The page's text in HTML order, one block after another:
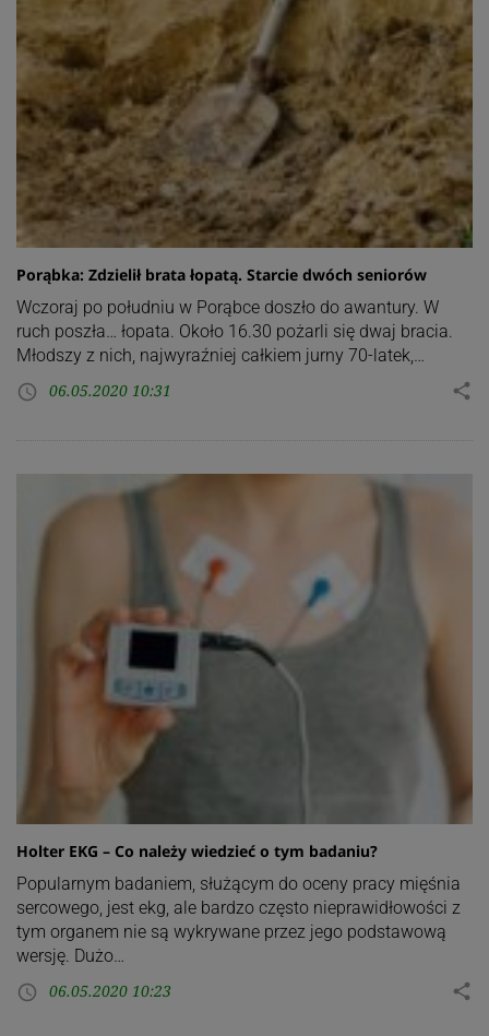
Porąbka: Zdzielił brata łopatą. Starcie dwóch seniorów
Wczoraj po południu w Porąbce doszło do awantury. W
ruch poszła… łopata. Około 16.30 pożarli się dwaj bracia.
Młodszy z nich, najwyraźniej całkiem jurny 70-latek,…
access_time 06.05.2020 10:31 share
Holter EKG – Co należy wiedzieć o tym badaniu?
Popularnym badaniem, służącym do oceny pracy mięśnia
sercowego, jest ekg, ale bardzo często nieprawidłowości z
tym organem nie są wykrywane przez jego podstawową
wersję. Dużo…
access_time 06.05.2020 10:23 share